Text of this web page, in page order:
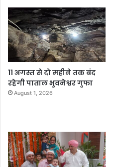
11 अगस्त से दो महीने तक बंद
रहेगी पाताल भुवनेश्वर गुफा
August 1, 2026